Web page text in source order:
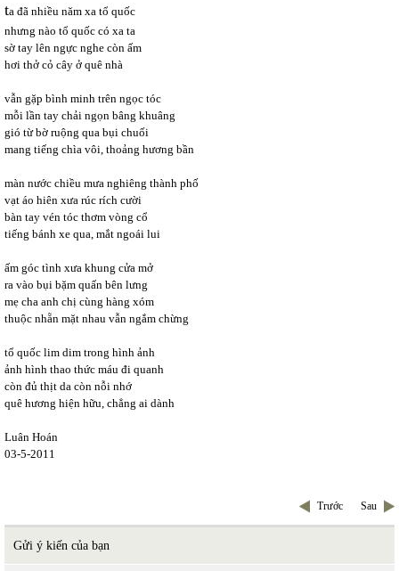
ta đã nhiều năm xa tổ quốc
nhưng nào tổ quốc có xa ta
sờ tay lên ngực nghe còn ấm
hơi thở cỏ cây ở quê nhà
vẫn gặp bình minh trên ngọc tóc
mỗi lần tay chải ngọn bâng khuâng
gió từ bờ ruộng qua bụi chuối
mang tiếng chìa vôi, thoảng hương bần
màn nước chiều mưa nghiêng thành phố
vạt áo hiên xưa rúc rích cười
bàn tay vén tóc thơm vòng cổ
tiếng bánh xe qua, mắt ngoái lui
ấm góc tình xưa khung cửa mở
ra vào bụi bặm quấn bên lưng
mẹ cha anh chị cùng hàng xóm
thuộc nhẵn mặt nhau vẫn ngắm chừng
tổ quốc lim dim trong hình ảnh
ảnh hình thao thức máu đi quanh
còn đủ thịt da còn nỗi nhớ
quê hương hiện hữu, chẳng ai dành
Luân Hoán
03-5-2011
Trước Sau
Gửi ý kiến của bạn